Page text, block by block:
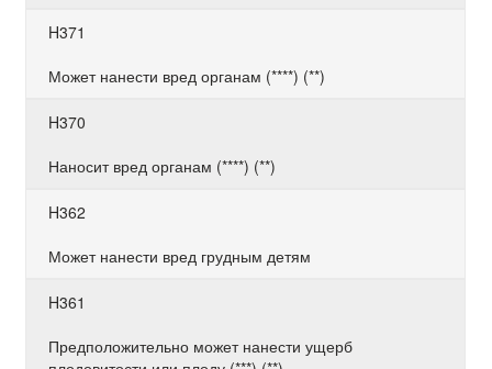
H371
Может нанести вред органам (****) (**)
H370
Наносит вред органам (****) (**)
H362
Может нанести вред грудным детям
H361
Предположительно может нанести ущерб